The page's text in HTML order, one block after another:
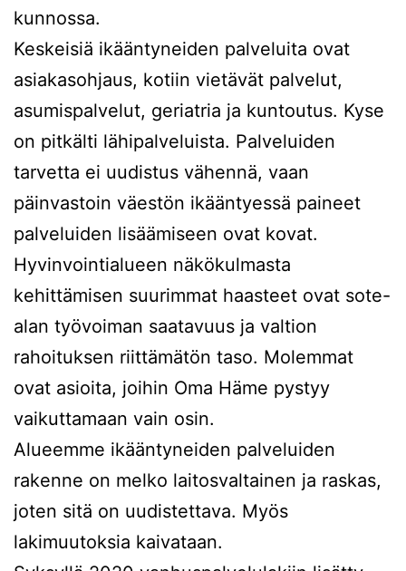
kunnossa.
Keskeisiä ikääntyneiden palveluita ovat
asiakasohjaus, kotiin vietävät palvelut,
asumispalvelut, geriatria ja kuntoutus. Kyse
on pitkälti lähipalveluista. Palveluiden
tarvetta ei uudistus vähennä, vaan
päinvastoin väestön ikääntyessä paineet
palveluiden lisäämiseen ovat kovat.
Hyvinvointialueen näkökulmasta
kehittämisen suurimmat haasteet ovat sote-
alan työvoiman saatavuus ja valtion
rahoituksen riittämätön taso. Molemmat
ovat asioita, joihin Oma Häme pystyy
vaikuttamaan vain osin.
Alueemme ikääntyneiden palveluiden
rakenne on melko laitosvaltainen ja raskas,
joten sitä on uudistettava. Myös
lakimuutoksia kaivataan.